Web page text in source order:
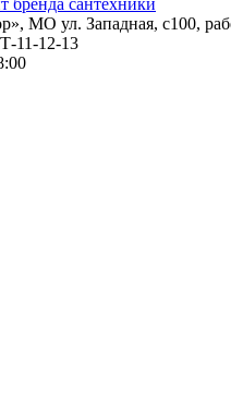
МО ул. Западная, с100,
11-12-13